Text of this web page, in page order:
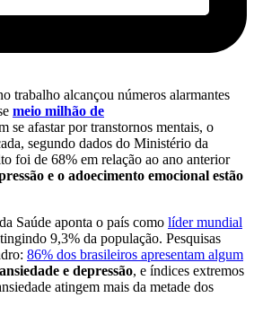
trabalho alcançou números alarmantes
meio milhão de
se afastar por transtornos mentais, o
segundo dados do Ministério da
foi de 68% em relação ao ano anterior
e o adoecimento emocional estão
Saúde aponta o país como líder mundial
9,3% da população. Pesquisas
86% dos brasileiros apresentam algum
ansiedade e depressão, e índices extremos
atingem mais da metade dos